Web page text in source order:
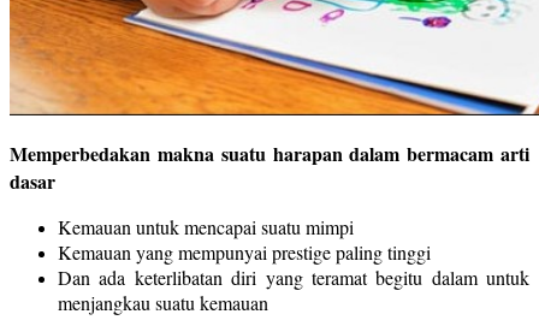
Memperbedakan makna suatu harapan dalam bermacam arti
dasar
Kemauan untuk mencapai suatu mimpi
Kemauan yang mempunyai prestige paling tinggi
Dan ada keterlibatan diri yang teramat begitu dalam untuk
menjangkau suatu kemauan